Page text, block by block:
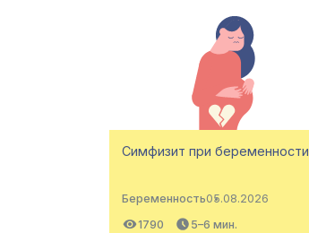
Симфизит при беременности
Беременность05.08.2026
1790
5–6 мин.